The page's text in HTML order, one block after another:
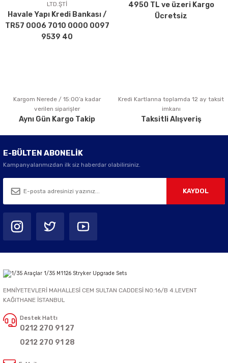
Ürün bilgilerinde hatalar bulunuyor.
Ürün fiyatı diğer sitelerden daha pahalı.
Bu ürüne benzer farklı alternatifler olmalı.
Gönder
LTD.ŞTİ
Havale Yapı Kredi Bankası /
TR57 0006 7010 0000 0097
9539 40
4950 TL ve üzeri Kargo
Ücretsiz
Kargom Nerede / 15:00’a kadar
verilen siparişler
Aynı Gün Kargo Takip
Kredi Kartlarına toplamda 12 ay taksit
imkanı
Taksitli Alışveriş
E-BÜLTEN ABONELİK
Kampanyalarımızdan ilk siz haberdar olabilirsiniz.
KAYDOL
EMNİYETEVLERİ MAHALLESİ CEM SULTAN CADDESİ NO:16/B 4.LEVENT
KAĞITHANE İSTANBUL
Destek Hattı
0212 270 91 27
0212 270 91 28